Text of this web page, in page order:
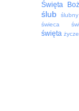
Święta
ślub
świeca
święta